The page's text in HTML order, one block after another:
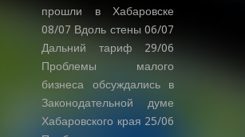
прошли в Хабаровске
08/07 Вдоль стены 06/07
Дальний тариф 29/06
Проблемы малого
бизнеса обсуждались в
Законодательной думе
Хабаровского края 25/06